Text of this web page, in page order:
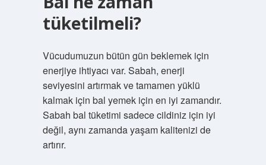
tüketilmeli?
Vücudumuzun bütün gün beklemek için
enerjiye ihtiyacı var. Sabah, enerji
seviyesini artırmak ve tamamen yüklü
kalmak için bal yemek için en iyi zamandır.
Sabah bal tüketimi sadece cildiniz için iyi
değil, aynı zamanda yaşam kalitenizi de
artırır.